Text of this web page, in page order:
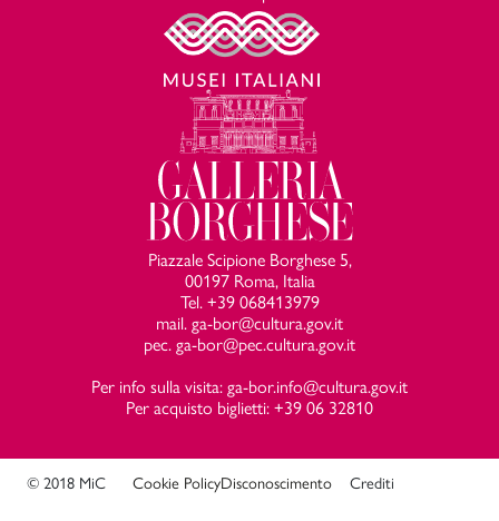
Piazzale Scipione Borghese 5,
00197 Roma, Italia
Tel. +39 068413979
mail. ga-bor@cultura.gov.it
pec. ga-bor@pec.cultura.gov.it
Per info sulla visita: ga-bor.info@cultura.gov.it
Per acquisto biglietti: +39 06 32810
© 2018 MiC Cookie PolicyDisconoscimento Crediti